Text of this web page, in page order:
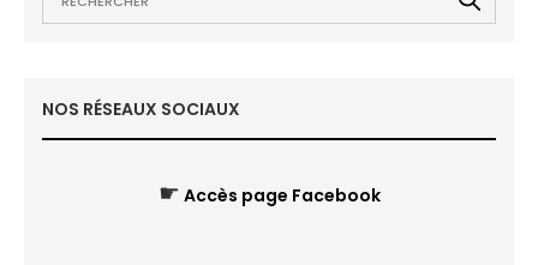
NOS RÉSEAUX SOCIAUX
☛ Accès page Facebook